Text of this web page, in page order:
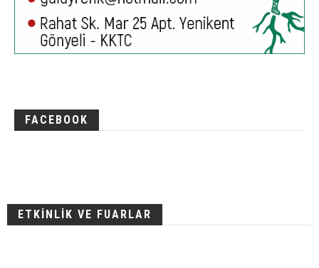
FACEBOOK
ETKİNLİK VE FUARLAR